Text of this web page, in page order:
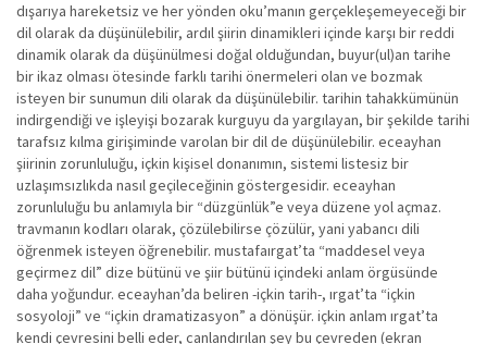
dışarıya hareketsiz ve her yönden oku’manın gerçekleşemeyeceği bir
dil olarak da düşünülebilir, ardıl şiirin dinamikleri içinde karşı bir reddi
dinamik olarak da düşünülmesi doğal olduğundan, buyur(ul)an tarihe
bir ikaz olması ötesinde farklı tarihi önermeleri olan ve bozmak
isteyen bir sunumun dili olarak da düşünülebilir. tarihin tahakkümünün
indirgendiği ve işleyişi bozarak kurguyu da yargılayan, bir şekilde tarihi
tarafsız kılma girişiminde varolan bir dil de düşünülebilir. eceayhan
şiirinin zorunluluğu, içkin kişisel donanımın, sistemi listesiz bir
uzlaşımsızlıkda nasıl geçileceğinin göstergesidir. eceayhan
zorunluluğu bu anlamıyla bir “düzgünlük”e veya düzene yol açmaz.
travmanın kodları olarak, çözülebilirse çözülür, yani yabancı dili
öğrenmek isteyen öğrenebilir. mustafaırgat’ta “maddesel veya
geçirmez dil” dize bütünü ve şiir bütünü içindeki anlam örgüsünde
daha yoğundur. eceayhan’da beliren -içkin tarih-, ırgat’ta “içkin
sosyoloji” ve “içkin dramatizasyon” a dönüşür. içkin anlam ırgat’ta
kendi çevresini belli eder, canlandırılan şey bu çevreden (ekran